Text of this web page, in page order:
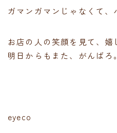
ガマンガマンじゃなくて、
お店の人の笑顔を見て、嬉
明日からもまた、がんばろ
eyeco